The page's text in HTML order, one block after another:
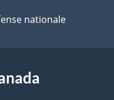
nationale